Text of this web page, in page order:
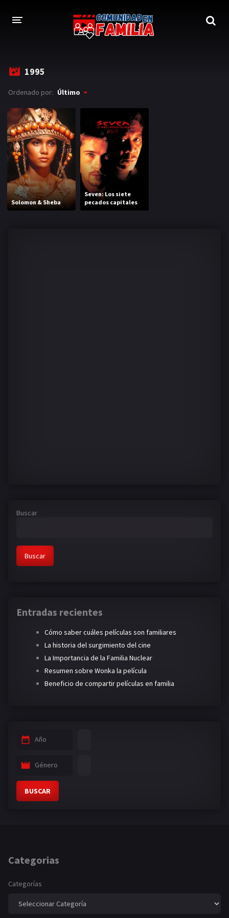
LOGIN
1995
Ordenado por: Último
Solomon & Sheba
Seven: Los siete
pecados capitales
Buscar
Buscar
Entradas recientes
Cómo saber cuáles películas son familiares
La historia del surgimiento del cine
La Importancia de la Familia Nuclear
Resumen sobre Wonka la película
Beneficio de compartir películas en familia
Año
Género
BUSCAR
Categorias
Categorías